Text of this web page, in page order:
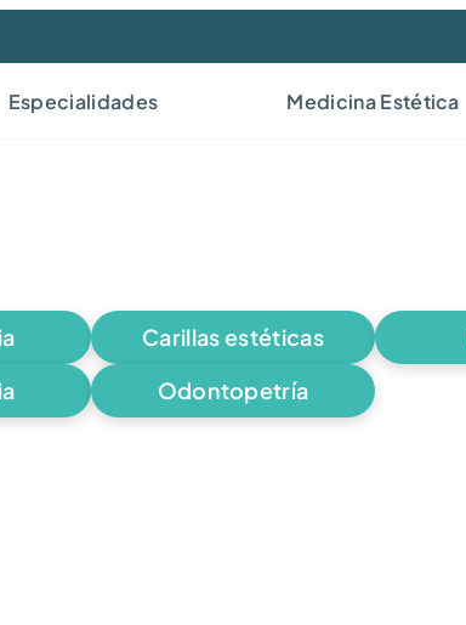
Especialidades Medicina Estética
Carillas estéticas
Odontopetría